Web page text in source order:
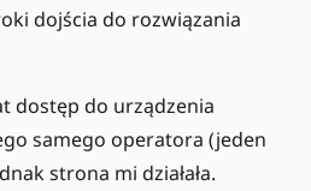
dojścia do rozwiązania
dostęp do urządzenia
samego operatora (jeden
strona mi działała.